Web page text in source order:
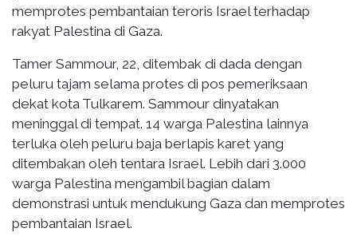
memprotes pembantaian teroris Israel terhadap
rakyat Palestina di Gaza.
Tamer Sammour, 22, ditembak di dada dengan
peluru tajam selama protes di pos pemeriksaan
dekat kota Tulkarem. Sammour dinyatakan
meninggal di tempat. 14 warga Palestina lainnya
terluka oleh peluru baja berlapis karet yang
ditembakan oleh tentara Israel. Lebih dari 3.000
warga Palestina mengambil bagian dalam
demonstrasi untuk mendukung Gaza dan memprotes
pembantaian Israel.